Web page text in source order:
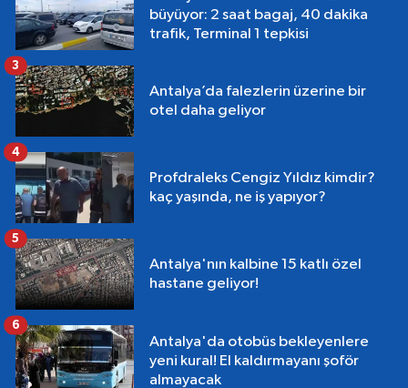
büyüyor: 2 saat bagaj, 40 dakika
trafik, Terminal 1 tepkisi
Antalya’da falezlerin üzerine bir
otel daha geliyor
3
Profdraleks Cengiz Yıldız kimdir?
kaç yaşında, ne iş yapıyor?
4
Antalya'nın kalbine 15 katlı özel
hastane geliyor!
5
Antalya'da otobüs bekleyenlere
yeni kural! El kaldırmayanı şoför
almayacak
6